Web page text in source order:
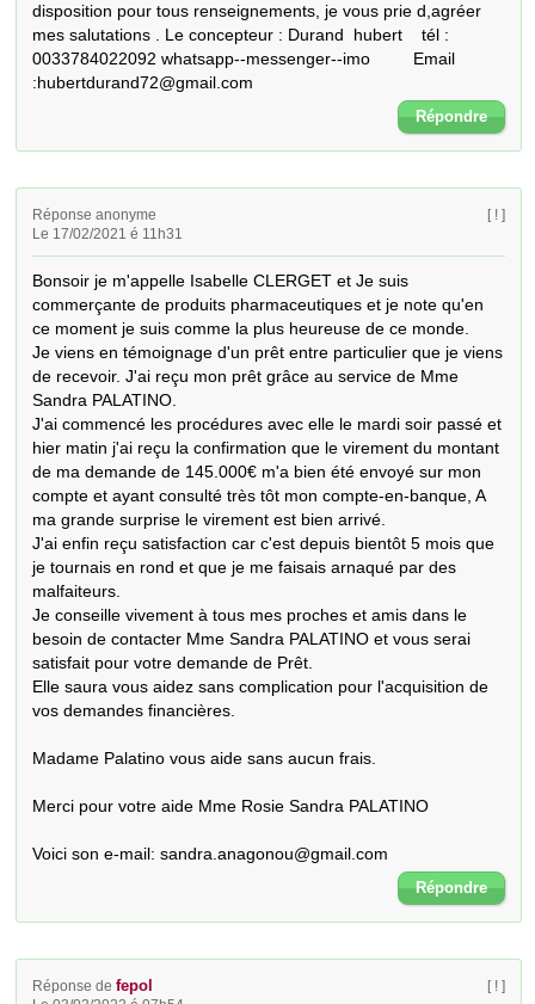
disposition pour tous renseignements, je vous prie d,agréer
mes salutations . Le concepteur : Durand  hubert    tél :
0033784022092 whatsapp--messenger--imo         Email
:hubertdurand72@gmail.com
Répondre
Réponse anonyme
Le 17/02/2021 é 11h31
[ ! ]
Bonsoir je m'appelle Isabelle CLERGET et Je suis
commerçante de produits pharmaceutiques et je note qu'en
ce moment je suis comme la plus heureuse de ce monde.
Je viens en témoignage d'un prêt entre particulier que je viens
de recevoir. J'ai reçu mon prêt grâce au service de Mme
Sandra PALATINO.
J'ai commencé les procédures avec elle le mardi soir passé et
hier matin j'ai reçu la confirmation que le virement du montant
de ma demande de 145.000€ m'a bien été envoyé sur mon
compte et ayant consulté très tôt mon compte-en-banque, A
ma grande surprise le virement est bien arrivé.
J'ai enfin reçu satisfaction car c'est depuis bientôt 5 mois que
je tournais en rond et que je me faisais arnaqué par des
malfaiteurs.
Je conseille vivement à tous mes proches et amis dans le
besoin de contacter Mme Sandra PALATINO et vous serai
satisfait pour votre demande de Prêt.
Elle saura vous aidez sans complication pour l'acquisition de
vos demandes financières.
Madame Palatino vous aide sans aucun frais.
Merci pour votre aide Mme Rosie Sandra PALATINO
Voici son e-mail: sandra.anagonou@gmail.com
Répondre
Réponse defepol [ ! ]